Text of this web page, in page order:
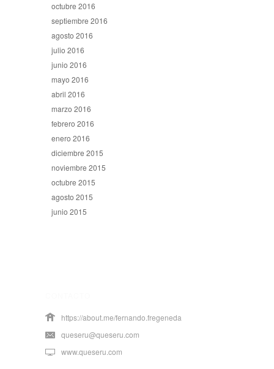
octubre 2016
septiembre 2016
agosto 2016
julio 2016
junio 2016
mayo 2016
abril 2016
marzo 2016
febrero 2016
enero 2016
diciembre 2015
noviembre 2015
octubre 2015
agosto 2015
junio 2015
https://about.me/fernando.fregeneda
queseru@queseru.com
www.queseru.com